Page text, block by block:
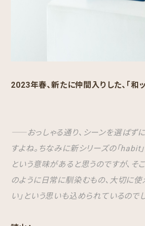
2023年春、新たに仲間入りした、「和
――おっしゃる通り、シーンを選ばず
すよね。ちなみに新シリーズの「habit
という意味があると思うのですが、そ
のように日常に馴染むもの、大切に
い」という思いも込められているのでし